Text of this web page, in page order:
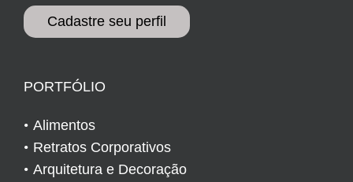
Cadastre seu perfil
PORTFÓLIO
Alimentos
Retratos Corporativos
Arquitetura e Decoração